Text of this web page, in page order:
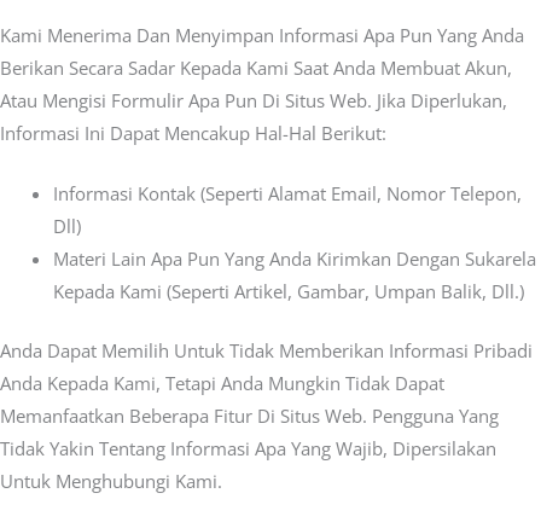
Kami Menerima Dan Menyimpan Informasi Apa Pun Yang Anda
Berikan Secara Sadar Kepada Kami Saat Anda Membuat Akun,
Atau Mengisi Formulir Apa Pun Di Situs Web. Jika Diperlukan,
Informasi Ini Dapat Mencakup Hal-Hal Berikut:
Informasi Kontak (seperti Alamat Email, Nomor Telepon,
Dll)
Materi Lain Apa Pun Yang Anda Kirimkan Dengan Sukarela
Kepada Kami (seperti Artikel, Gambar, Umpan Balik, Dll.)
Anda Dapat Memilih Untuk Tidak Memberikan Informasi Pribadi
Anda Kepada Kami, Tetapi Anda Mungkin Tidak Dapat
Memanfaatkan Beberapa Fitur Di Situs Web. Pengguna Yang
Tidak Yakin Tentang Informasi Apa Yang Wajib, Dipersilakan
Untuk Menghubungi Kami.